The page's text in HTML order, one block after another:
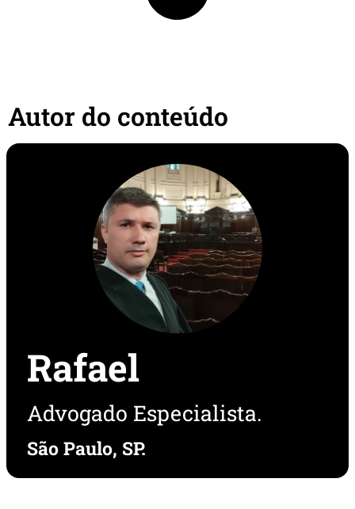
Autor do conteúdo​
Rafael
Advogado Especialista.
São Paulo, SP.